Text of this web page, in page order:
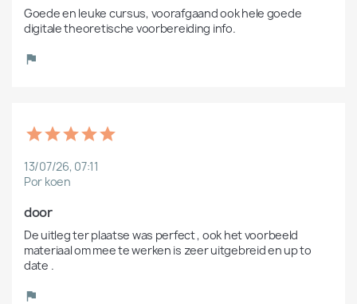
Goede en leuke cursus, voorafgaand ook hele goede
digitale theoretische voorbereiding info.
13/07/26, 07:11
Por koen
door
De uitleg ter plaatse was perfect , ook het voorbeeld
materiaal om mee te werken is zeer uitgebreid en up to
date .